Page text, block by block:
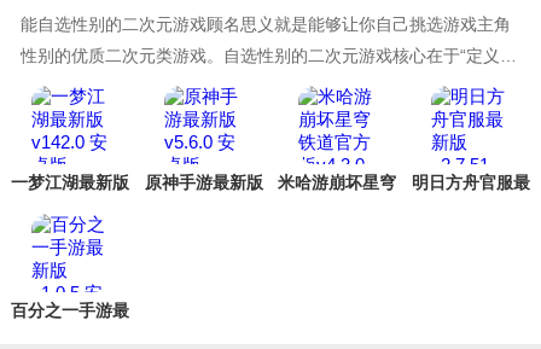
能自选性别的二次元游戏顾名思义就是能够让你自己挑选游戏主角
性别的优质二次元类游戏。自选性别的二次元游戏核心在于“定义
权”的开放。它给了玩家在虚拟世界中建立自我形
一梦江湖最新版 原神手游最新版
米哈游崩坏星穹
明日方舟官服最
百分之一手游最